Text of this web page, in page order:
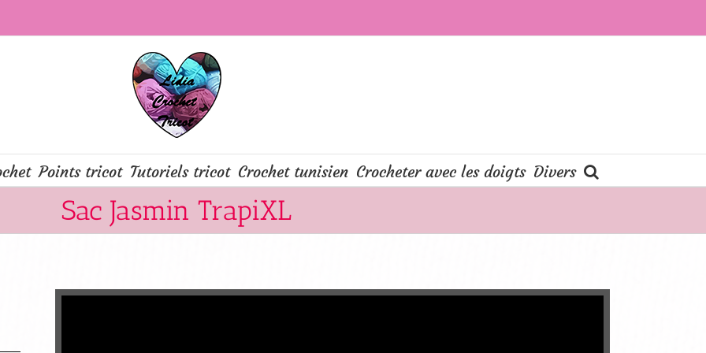
Points tricot Tutoriels tricot Crochet tunisien Crocheter avec les doigts Divers
Sac Jasmin TrapiXL